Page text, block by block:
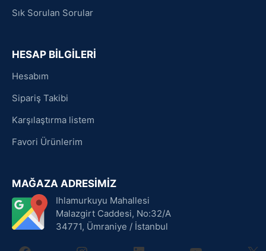
Sık Sorulan Sorular
HESAP BİLGİLERİ
Hesabım
Sipariş Takibi
Karşılaştırma listem
Favori Ürünlerim
MAĞAZA ADRESİMİZ
Ihlamurkuyu Mahallesi
Malazgirt Caddesi, No:32/A
34771, Ümraniye / İstanbul